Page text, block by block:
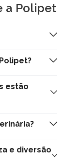
a Polipet
estão
e diversão